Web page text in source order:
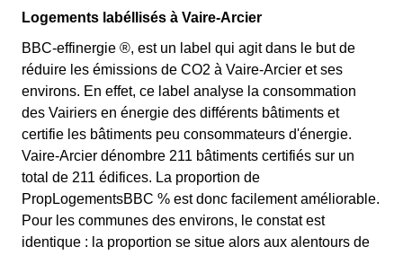
Logements labéllisés à Vaire-Arcier
BBC-effinergie ®, est un label qui agit dans le but de
réduire les émissions de CO2 à Vaire-Arcier et ses
environs. En effet, ce label analyse la consommation
des Vairiers en énergie des différents bâtiments et
certifie les bâtiments peu consommateurs d'énergie.
Vaire-Arcier dénombre 211 bâtiments certifiés sur un
total de 211 édifices. La proportion de
PropLogementsBBC % est donc facilement améliorable.
Pour les communes des environs, le constat est
identique : la proportion se situe alors aux alentours de